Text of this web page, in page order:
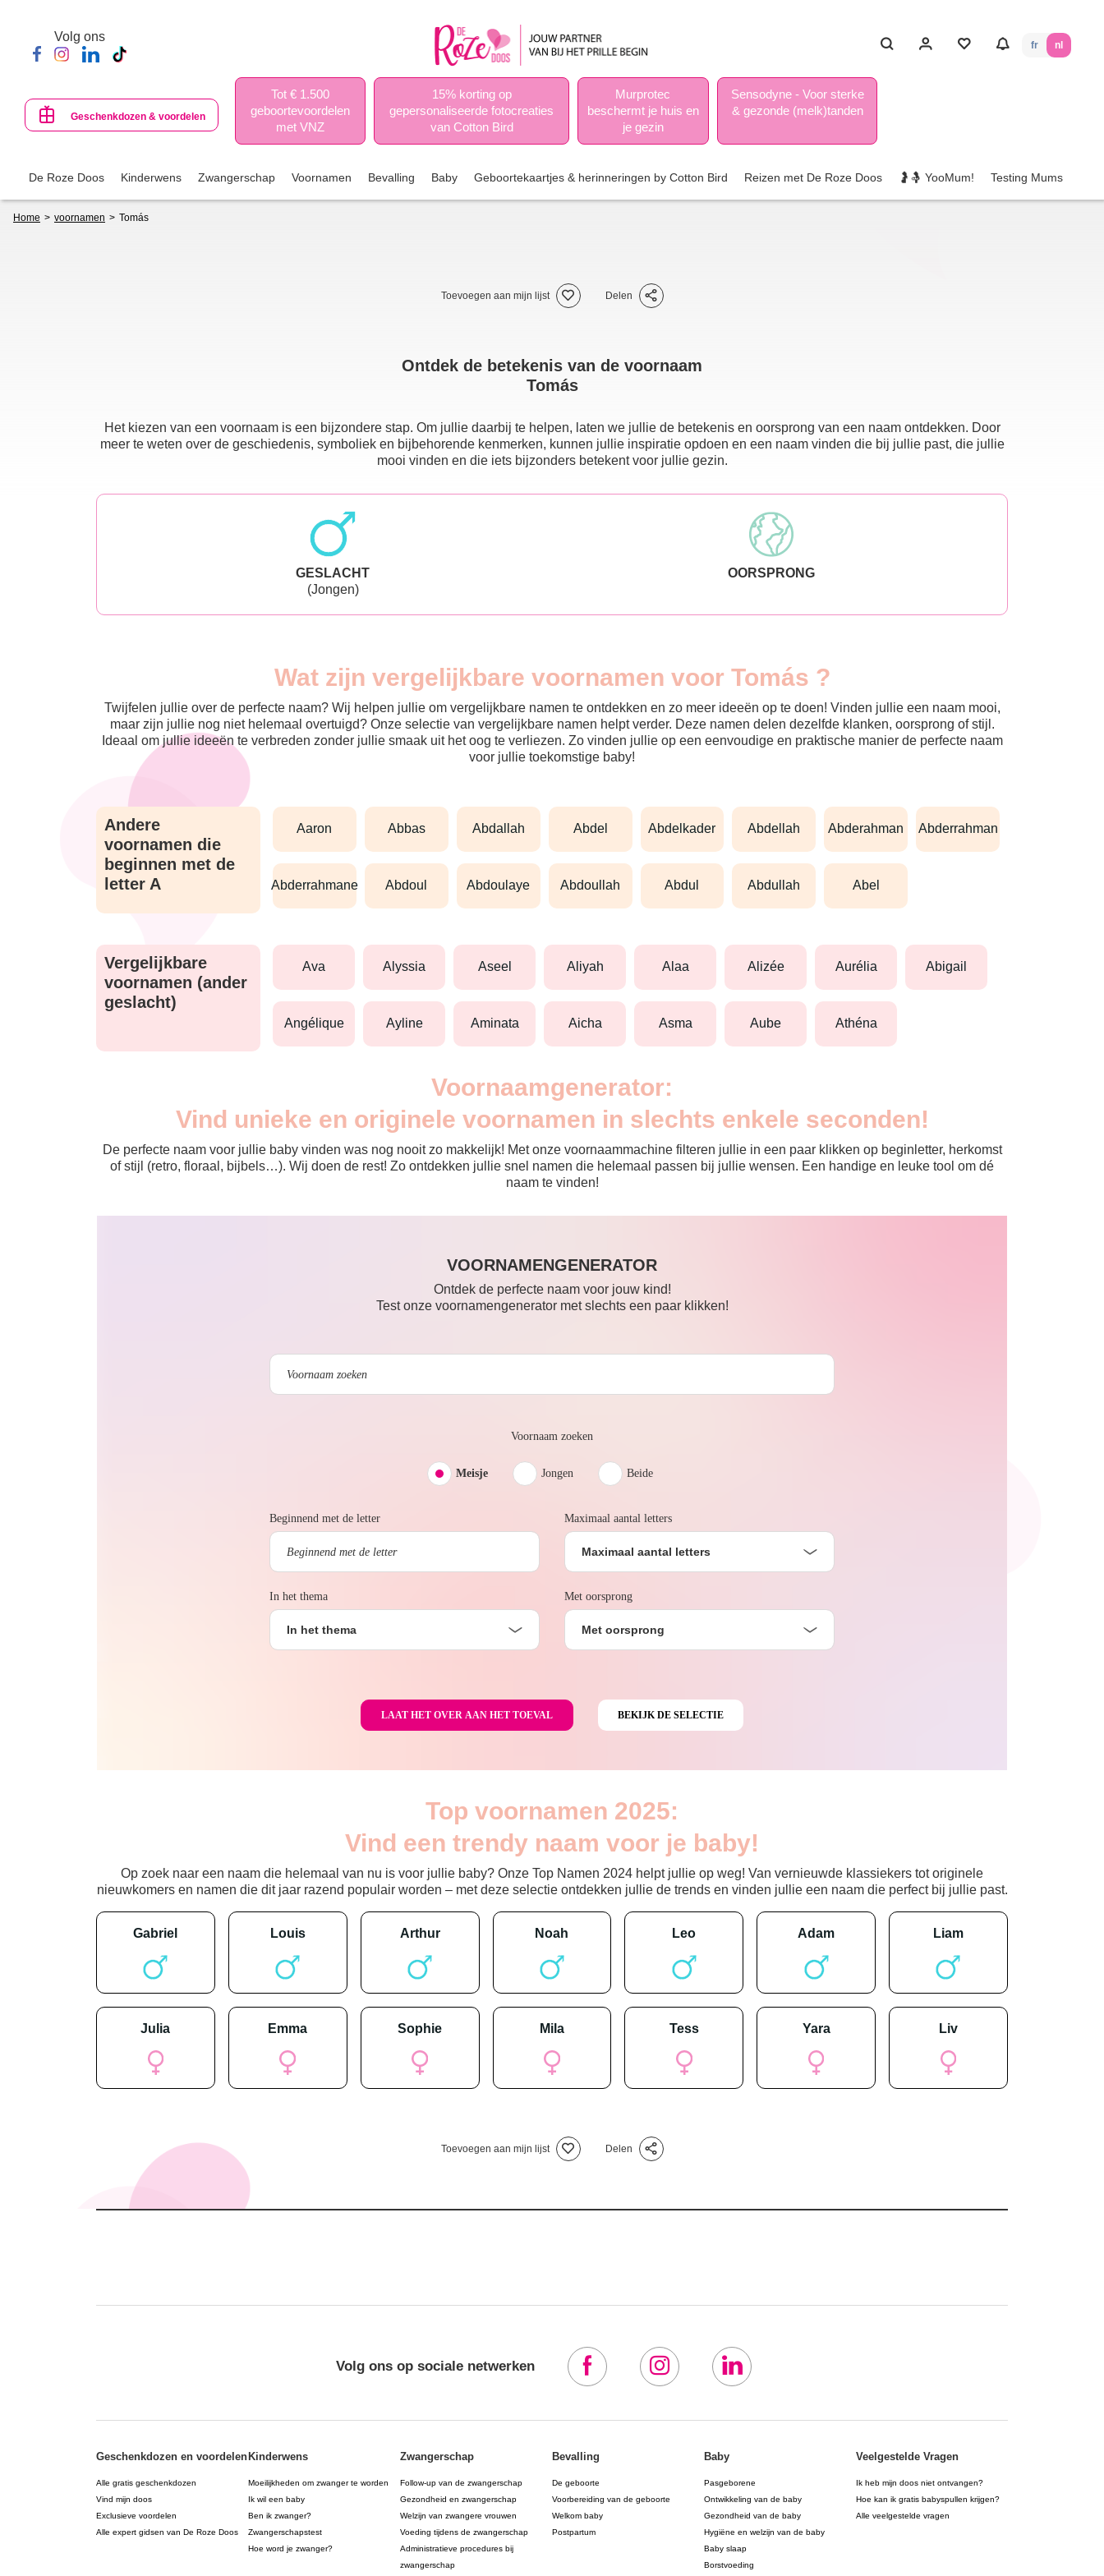
content
Volg ons
fr nl
Geschenkdozen & voordelen
Tot € 1.500
geboortevoordelen
met VNZ
15% korting op
gepersonaliseerde fotocreaties
van Cotton Bird
Murprotec
beschermt je huis en
je gezin
Sensodyne - Voor sterke
& gezonde (melk)tanden
De Roze Doos Kinderwens Zwangerschap Voornamen Bevalling Baby Geboortekaartjes & herinneringen by Cotton Bird Reizen met De Roze Doos 🤰🤱 YooMum! Testing Mums
Home voornamen Tomás
Toevoegen aan mijn lijst Delen
Ontdek de betekenis van de voornaam
Tomás
Het kiezen van een voornaam is een bijzondere stap. Om jullie daarbij te helpen, laten we jullie de betekenis en oorsprong van een naam ontdekken. Door
meer te weten over de geschiedenis, symboliek en bijbehorende kenmerken, kunnen jullie inspiratie opdoen en een naam vinden die bij jullie past, die jullie
mooi vinden en die iets bijzonders betekent voor jullie gezin.
GESLACHT
(Jongen)
OORSPRONG
Wat zijn vergelijkbare voornamen voor Tomás ?
Twijfelen jullie over de perfecte naam? Wij helpen jullie om vergelijkbare namen te ontdekken en zo meer ideeën op te doen! Vinden jullie een naam mooi,
maar zijn jullie nog niet helemaal overtuigd? Onze selectie van vergelijkbare namen helpt verder. Deze namen delen dezelfde klanken, oorsprong of stijl.
Ideaal om jullie ideeën te verbreden zonder jullie smaak uit het oog te verliezen. Zo vinden jullie op een eenvoudige en praktische manier de perfecte naam
voor jullie toekomstige baby!
Andere
voornamen die
beginnen met de
letter A
aaron abbas abdallah abdel abdelkader abdellah abderahman abderrahman
abderrahmane abdoul abdoulaye abdoullah abdul abdullah abel
Vergelijkbare
voornamen (ander
geslacht)
ava alyssia aseel aliyah alaa alizée aurélia abigail
angélique ayline aminata aicha asma aube athéna
Voornaamgenerator:
Vind unieke en originele voornamen in slechts enkele seconden!
De perfecte naam voor jullie baby vinden was nog nooit zo makkelijk! Met onze voornaammachine filteren jullie in een paar klikken op beginletter, herkomst
of stijl (retro, floraal, bijbels…). Wij doen de rest! Zo ontdekken jullie snel namen die helemaal passen bij jullie wensen. Een handige en leuke tool om dé
naam te vinden!
VOORNAMENGENERATOR
Ontdek de perfecte naam voor jouw kind!
Test onze voornamengenerator met slechts een paar klikken!
Voornaam zoeken
Meisje Jongen Beide
Beginnend met de letter Maximaal aantal letters
Maximaal aantal letters
In het thema
In het thema
Met oorsprong
Met oorsprong
Top voornamen 2025:
Vind een trendy naam voor je baby!
Op zoek naar een naam die helemaal van nu is voor jullie baby? Onze Top Namen 2024 helpt jullie op weg! Van vernieuwde klassiekers tot originele
nieuwkomers en namen die dit jaar razend populair worden – met deze selectie ontdekken jullie de trends en vinden jullie een naam die perfect bij jullie past.
gabriel louis arthur noah leo adam liam
julia emma sophie mila tess yara liv
Toevoegen aan mijn lijst Delen
Volg ons op sociale netwerken
Geschenkdozen en voordelen
Alle gratis geschenkdozen
Vind mijn doos
Exclusieve voordelen
Alle expert gidsen van De Roze Doos
Kinderwens
Moeilijkheden om zwanger te worden
Ik wil een baby
Ben ik zwanger?
Zwangerschapstest
Hoe word je zwanger?
Zwangerschap
Follow-up van de zwangerschap
Gezondheid en zwangerschap
Welzijn van zwangere vrouwen
Voeding tijdens de zwangerschap
Administratieve procedures bij
zwangerschap
Bevalling
De geboorte
Voorbereiding van de geboorte
Welkom baby
Postpartum
Baby
Pasgeborene
Ontwikkeling van de baby
Gezondheid van de baby
Hygiëne en welzijn van de baby
Baby slaap
Borstvoeding
Veelgestelde Vragen
Ik heb mijn doos niet ontvangen?
Hoe kan ik gratis babyspullen krijgen?
Alle veelgestelde vragen